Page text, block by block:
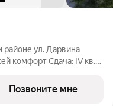
Преимущества:
Позвоните мне